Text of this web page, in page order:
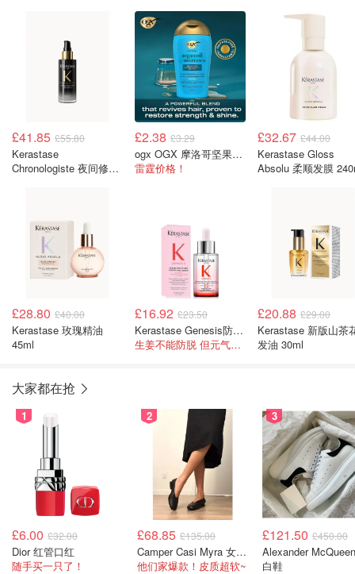
£41.85 £55.80
Kerastase
Chronologiste 夜间修护
£2.38 £3.29
ogx OGX 摩洛哥坚果油修护洗发水 88.7ml
雷霆价格！
£32.67 £44.00
Kerastase Gloss
Absolu 柔顺发膜
£28.80 £40.00
Kerastase 玫瑰精油
45ml
£16.92 £23.50
Kerastase Genesis防脱发精华 30ml
生姜不能防脱 但元气姜可以！
£20.88 £29.00
Kerastase 新版山茶
发油 30ml
大家都在抢
1
£6.00 £32.00
Dior 红管口红
随手买一只了！
2
£68.85 £135.00
Camper Casi Myra 女士乐福鞋
他们家爆款！皮质超软~
3
£121.50 £450.00
Alexander
白鞋